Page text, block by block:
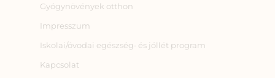
Gyógynövények otthon
Impresszum
Iskolai/óvodai egészség‑ és jóllét program
Kapcsolat